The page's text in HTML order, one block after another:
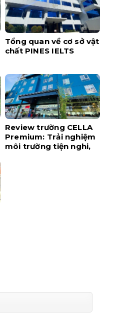
Tổng quan về cơ sở vật
chất PINES IELTS
Review trường CELLA
Premium: Trải nghiệm
môi trường tiện nghi,